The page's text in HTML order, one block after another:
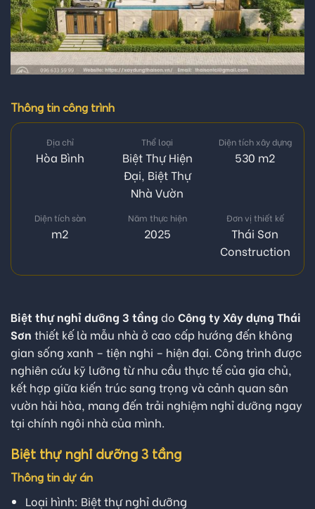
Thông tin công trình
Địa chỉ
Hòa Bình
Thể loại
Biệt Thự Hiện
Đại, Biệt Thự
Nhà Vườn
Diện tích xây dựng
530 m2
Diện tích sàn
m2
Năm thực hiện
2025
Đơn vị thiết kế
Thái Sơn
Construction
Biệt thự nghỉ dưỡng 3 tầng do Công ty Xây dựng Thái
Sơn thiết kế là mẫu nhà ở cao cấp hướng đến không
gian sống xanh – tiện nghi – hiện đại. Công trình được
nghiên cứu kỹ lưỡng từ nhu cầu thực tế của gia chủ,
kết hợp giữa kiến trúc sang trọng và cảnh quan sân
vườn hài hòa, mang đến trải nghiệm nghỉ dưỡng ngay
tại chính ngôi nhà của mình.
Biệt thự nghỉ dưỡng 3 tầng
Thông tin dự án
Loại hình: Biệt thự nghỉ dưỡng